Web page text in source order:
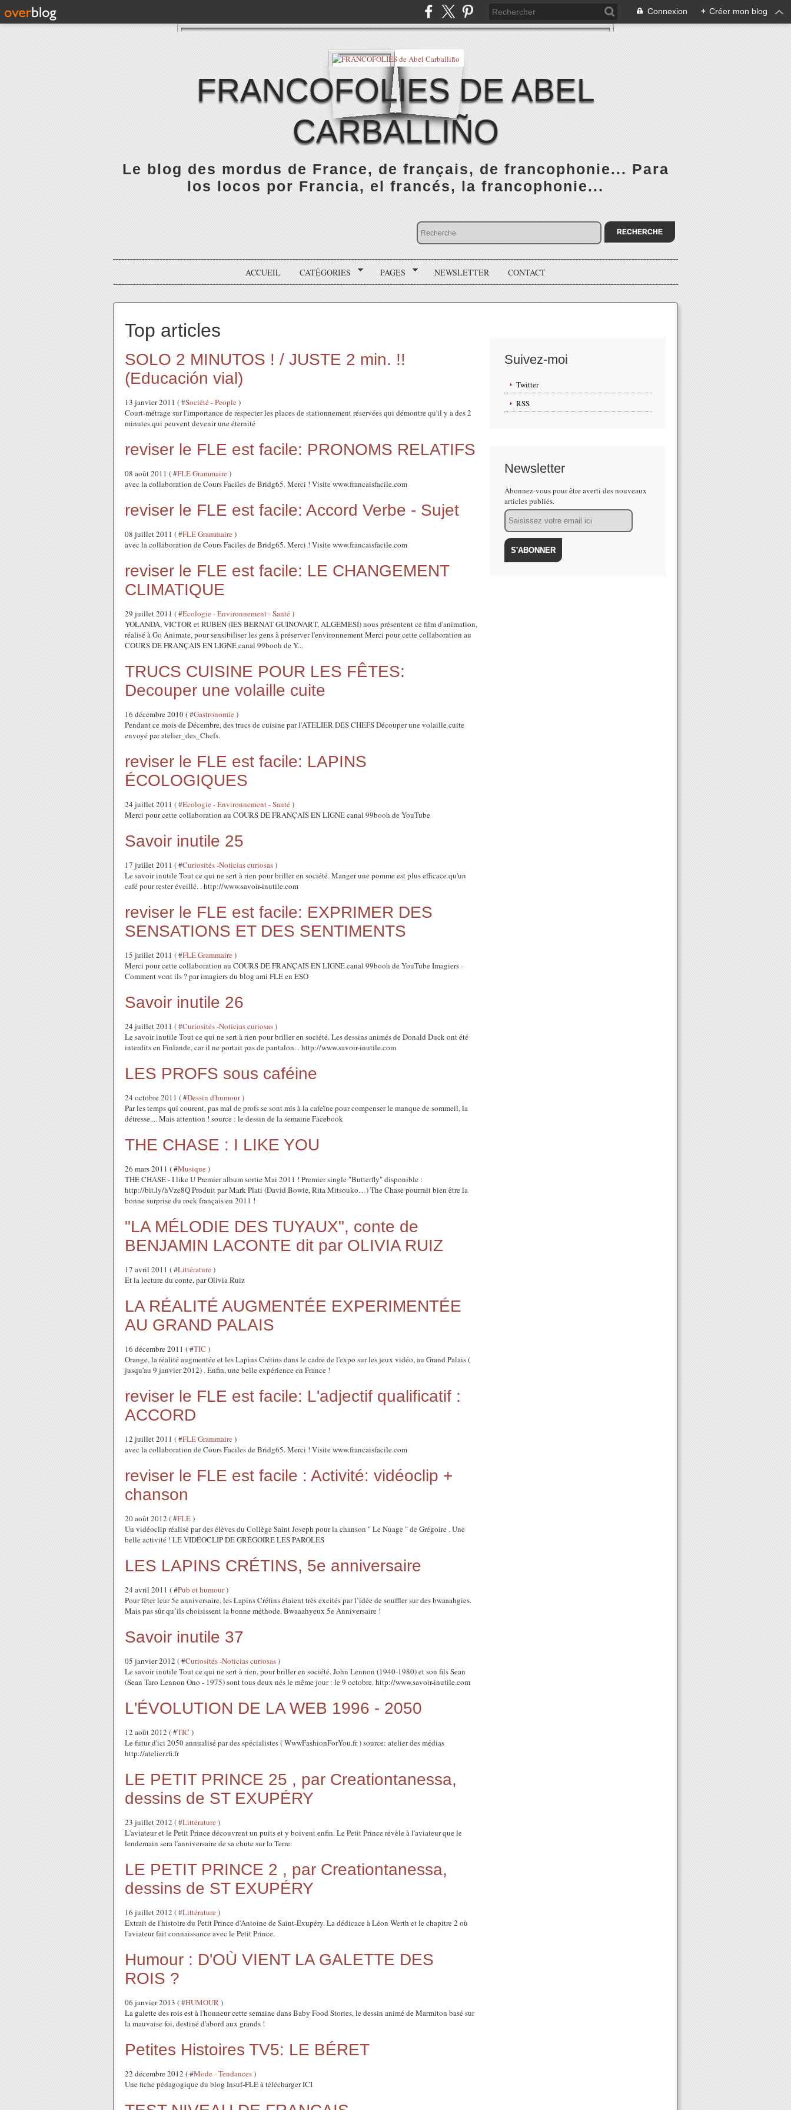
Connexion + Créer mon blog
FRANCOFOLIES DE ABEL
CARBALLIÑO
Le blog des mordus de France, de français, de francophonie... Para
los locos por Francia, el francés, la francophonie...
ACCUEIL CATÉGORIES PAGES NEWSLETTER CONTACT
Top articles
SOLO 2 MINUTOS ! / JUSTE 2 min. !!
(Educación vial)
13 janvier 2011 ( #Société - People)
Court-métrage sur l'importance de respecter les places de stationnement réservées qui démontre qu'il y a des 2
minutes qui peuvent devenir une éternité
reviser le FLE est facile: PRONOMS RELATIFS
08 août 2011 ( #FLE Grammaire)
avec la collaboration de Cours Faciles de Bridg65. Merci ! Visite www.francaisfacile.com
reviser le FLE est facile: Accord Verbe - Sujet
08 juillet 2011 ( #FLE Grammaire)
avec la collaboration de Cours Faciles de Bridg65. Merci ! Visite www.francaisfacile.com
reviser le FLE est facile: LE CHANGEMENT
CLIMATIQUE
29 juillet 2011 ( #Ecologie - Environnement - Santé)
YOLANDA, VICTOR et RUBEN (IES BERNAT GUINOVART, ALGEMESÍ) nous présentent ce film d'animation,
réalisé à Go Animate, pour sensibiliser les gens à préserver l'environnement Merci pour cette collaboration au
COURS DE FRANÇAIS EN LIGNE canal 99booh de Y...
TRUCS CUISINE POUR LES FÊTES:
Decouper une volaille cuite
16 décembre 2010 ( #Gastronomie)
Pendant ce mois de Décembre, des trucs de cuisine par l'ATELIER DES CHEFS Découper une volaille cuite
envoyé par atelier_des_Chefs.
reviser le FLE est facile: LAPINS
ÉCOLOGIQUES
24 juillet 2011 ( #Ecologie - Environnement - Santé)
Merci pour cette collaboration au COURS DE FRANÇAIS EN LIGNE canal 99booh de YouTube
Savoir inutile 25
17 juillet 2011 ( #Curiosités -Noticias curiosas)
Le savoir inutile Tout ce qui ne sert à rien pour briller en société. Manger une pomme est plus efficace qu'un
café pour rester éveillé. . http://www.savoir-inutile.com
reviser le FLE est facile: EXPRIMER DES
SENSATIONS ET DES SENTIMENTS
15 juillet 2011 ( #FLE Grammaire)
Merci pour cette collaboration au COURS DE FRANÇAIS EN LIGNE canal 99booh de YouTube Imagiers -
Comment vont ils ? par imagiers du blog ami FLE en ESO
Savoir inutile 26
24 juillet 2011 ( #Curiosités -Noticias curiosas)
Le savoir inutile Tout ce qui ne sert à rien pour briller en société. Les dessins animés de Donald Duck ont été
interdits en Finlande, car il ne portait pas de pantalon. . http://www.savoir-inutile.com
LES PROFS sous caféine
24 octobre 2011 ( #Dessin d'humour)
Par les temps qui courent, pas mal de profs se sont mis à la cafeïne pour compenser le manque de sommeil, la
détresse.... Mais attention ! source : le dessin de la semaine Facebook
THE CHASE : I LIKE YOU
26 mars 2011 ( #Musique)
THE CHASE - I like U Premier album sortie Mai 2011 ! Premier single "Butterfly" disponible :
http://bit.ly/hVze8Q Produit par Mark Plati (David Bowie, Rita Mitsouko…) The Chase pourrait bien être la
bonne surprise du rock français en 2011 !
"LA MÉLODIE DES TUYAUX", conte de
BENJAMIN LACONTE dit par OLIVIA RUIZ
17 avril 2011 ( #Littérature)
Et la lecture du conte, par Olivia Ruiz
LA RÉALITÉ AUGMENTÉE EXPERIMENTÉE
AU GRAND PALAIS
16 décembre 2011 ( #TIC )
Orange, la réalité augmentée et les Lapins Crétins dans le cadre de l'expo sur les jeux vidéo, au Grand Palais (
jusqu'au 9 janvier 2012) . Enfin, une belle expérience en France !
reviser le FLE est facile: L'adjectif qualificatif :
ACCORD
12 juillet 2011 ( #FLE Grammaire)
avec la collaboration de Cours Faciles de Bridg65. Merci ! Visite www.francaisfacile.com
reviser le FLE est facile : Activité: vidéoclip +
chanson
20 août 2012 ( #FLE)
Un vidéoclip réalisé par des élèves du Collège Saint Joseph pour la chanson " Le Nuage " de Grégoire . Une
belle activité ! LE VIDÉOCLIP DE GRÉGOIRE LES PAROLES
LES LAPINS CRÉTINS, 5e anniversaire
24 avril 2011 ( #Pub et humour)
Pour fêter leur 5e anniversaire, les Lapins Crétins étaient très excités par l’idée de souffler sur des bwaaahgies.
Mais pas sûr qu’ils choisissent la bonne méthode. Bwaaahyeux 5e Anniversaire !
Savoir inutile 37
05 janvier 2012 ( #Curiosités -Noticias curiosas)
Le savoir inutile Tout ce qui ne sert à rien, pour briller en société. John Lennon (1940-1980) et son fils Sean
(Sean Taro Lennon Ono - 1975) sont tous deux nés le même jour : le 9 octobre. http://www.savoir-inutile.com
L'ÉVOLUTION DE LA WEB 1996 - 2050
12 août 2012 ( #TIC )
Le futur d'ici 2050 annualisé par des spécialistes ( WwwFashionForYou.fr ) source: atelier des médias
http://atelier.rfi.fr
LE PETIT PRINCE 25 , par Creationtanessa,
dessins de ST EXUPÉRY
23 juillet 2012 ( #Littérature)
L'aviateur et le Petit Prince découvrent un puits et y boivent enfin. Le Petit Prince révèle à l'aviateur que le
lendemain sera l'anniversaire de sa chute sur la Terre.
LE PETIT PRINCE 2 , par Creationtanessa,
dessins de ST EXUPÉRY
16 juillet 2012 ( #Littérature)
Extrait de l'histoire du Petit Prince d'Antoine de Saint-Exupéry. La dédicace à Léon Werth et le chapitre 2 où
l'aviateur fait connaissance avec le Petit Prince.
Humour : D'OÙ VIENT LA GALETTE DES
ROIS ?
06 janvier 2013 ( #HUMOUR)
La galette des rois est à l'honneur cette semaine dans Baby Food Stories, le dessin animé de Marmiton basé sur
la mauvaise foi, destiné d'abord aux grands !
Petites Histoires TV5: LE BÉRET
22 décembre 2012 ( #Mode - Tendances)
Une fiche pédagogique du blog Insuf-FLE à télécharger ICI
Suivez-moi
Twitter
RSS
Newsletter
Abonnez-vous pour être averti des nouveaux
articles publiés.
Email